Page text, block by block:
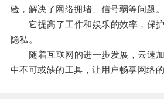
验，解决了网络拥堵、信号弱等问题。
它提高了工作和娱乐的效率，保护
隐私。
随着互联网的进一步发展，云速加
中不可或缺的工具，让用户畅享网络的